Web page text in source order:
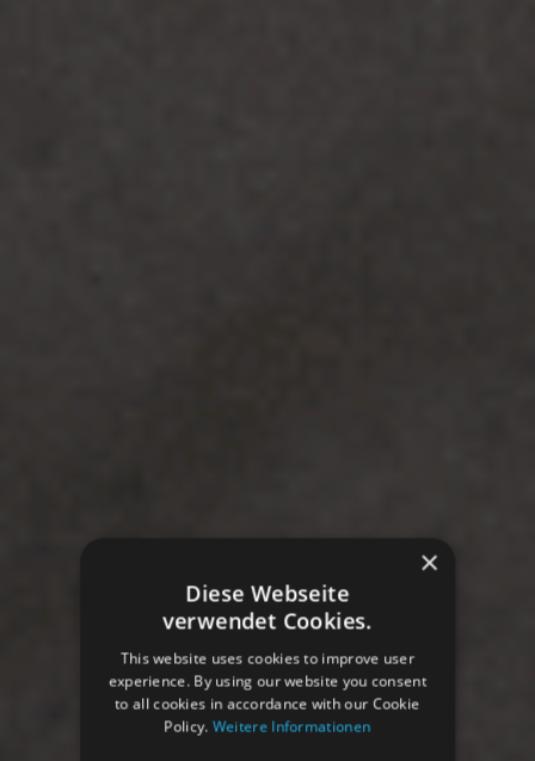
×
Diese Webseite
verwendet Cookies.
This website uses cookies to improve user
experience. By using our website you consent
to all cookies in accordance with our Cookie
Policy.Weitere Informationen